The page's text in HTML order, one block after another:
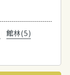
館林(5)